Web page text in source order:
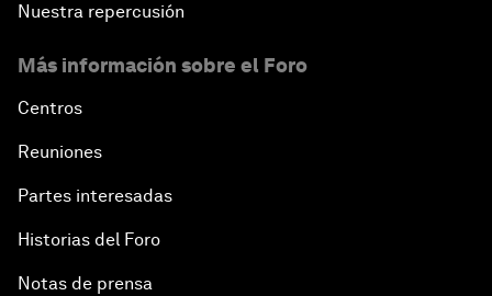
Nuestra repercusión
Más información sobre el Foro
Centros
Reuniones
Partes interesadas
Historias del Foro
Notas de prensa